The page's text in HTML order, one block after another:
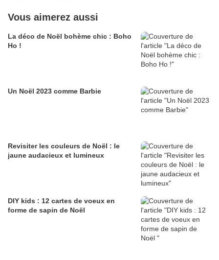
Vous aimerez aussi
La déco de Noël bohème chic : Boho
Ho !
Un Noël 2023 comme Barbie
Revisiter les couleurs de Noël : le
jaune audacieux et lumineux
DIY kids : 12 cartes de voeux en
forme de sapin de Noël